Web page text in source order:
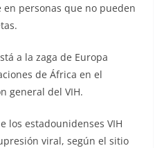
en personas que no pueden
a la zaga de Europa
de África en el
general del VIH.
los estadounidenses VIH
viral, según el sitio